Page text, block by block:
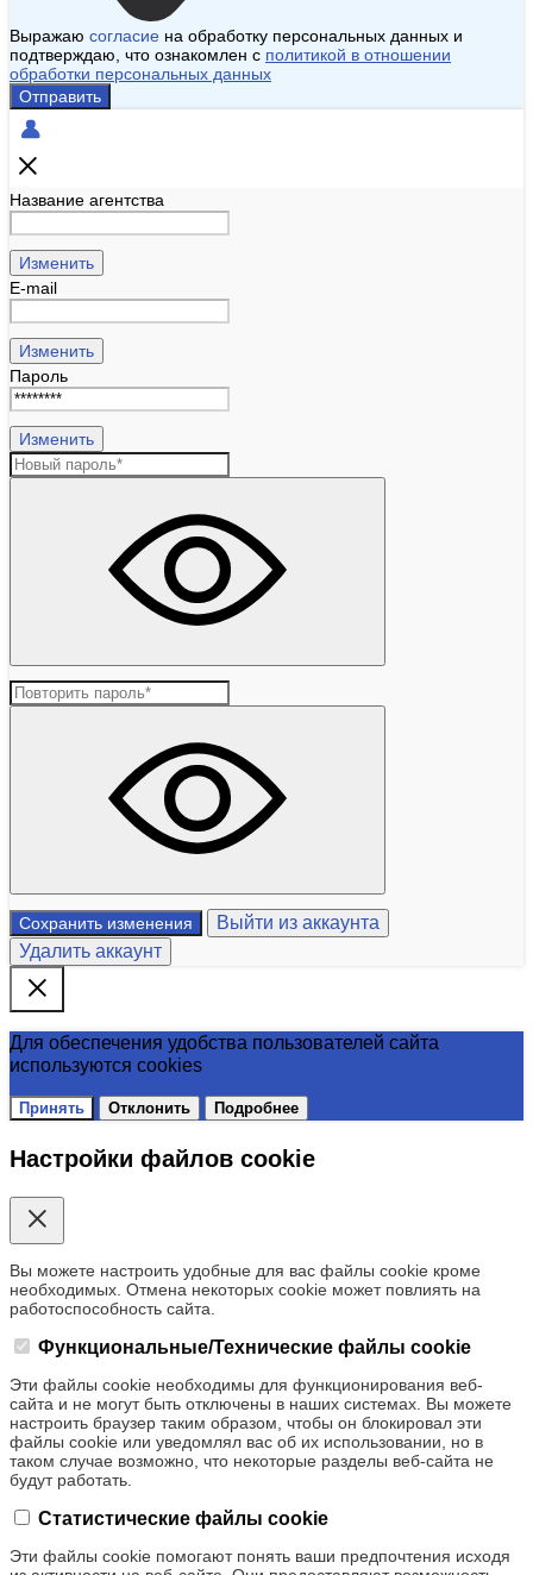
Выражаю согласие на обработку персональных данных и
подтверждаю, что ознакомлен с политикой в отношении
обработки персональных данных
Отправить
Название агентства
Изменить
E-mail
Изменить
Пароль
Изменить
Сохранить изменения
Выйти из аккаунта
Удалить аккаунт
Для обеспечения удобства пользователей сайта
используются cookies
Принять Отклонить Подробнее
Настройки файлов cookie
Вы можете настроить удобные для вас файлы cookie кроме
необходимых. Отмена некоторых cookie может повлиять на
работоспособность сайта.
Функциональные/Технические файлы cookie
Эти файлы cookie необходимы для функционирования веб-
сайта и не могут быть отключены в наших системах. Вы можете
настроить браузер таким образом, чтобы он блокировал эти
файлы cookie или уведомлял вас об их использовании, но в
таком случае возможно, что некоторые разделы веб-сайта не
будут работать.
Статистические файлы cookie
Эти файлы cookie помогают понять ваши предпочтения исходя